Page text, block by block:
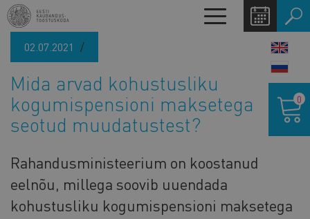
Liigu
edasi
põhisisu
Toggle
navigation
02.07.2021
Mida arvad kohustusliku
kogumispensioni maksetega
seotud muudatustest?
Rahandusministeerium on koostanud
eelnõu, millega soovib uuendada
kohustusliku kogumispensioni maksetega
0